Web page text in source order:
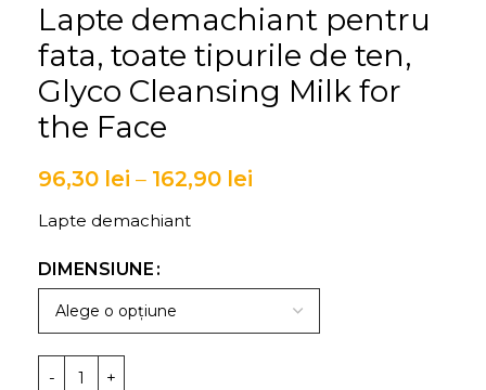
Lapte demachiant pentru
fata, toate tipurile de ten,
Glyco Cleansing Milk for
the Face
96,30 lei – 162,90 lei
Lapte demachiant
DIMENSIUNE